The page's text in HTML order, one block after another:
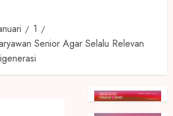
1
Senior Agar Selalu Relevan